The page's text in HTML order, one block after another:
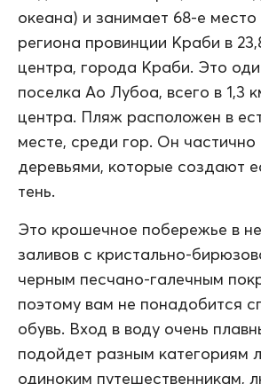
океана) и занимает 68-е
региона провинции Краби в
центра, города Краби. Это
поселка Ао Лубоа, всего в 1,3
центра. Пляж расположен в
месте, среди гор. Он частично
деревьями, которые создают
тень.
Это крошечное побережье в
заливов с кристально-
черным песчано-галечным
поэтому вам не понадобится
обувь. Вход в воду очень
подойдет разным категориям
одиноким путешественникам,